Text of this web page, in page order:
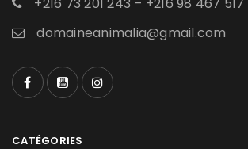
domaineanimalia@gmail.com
CATÉGORIES